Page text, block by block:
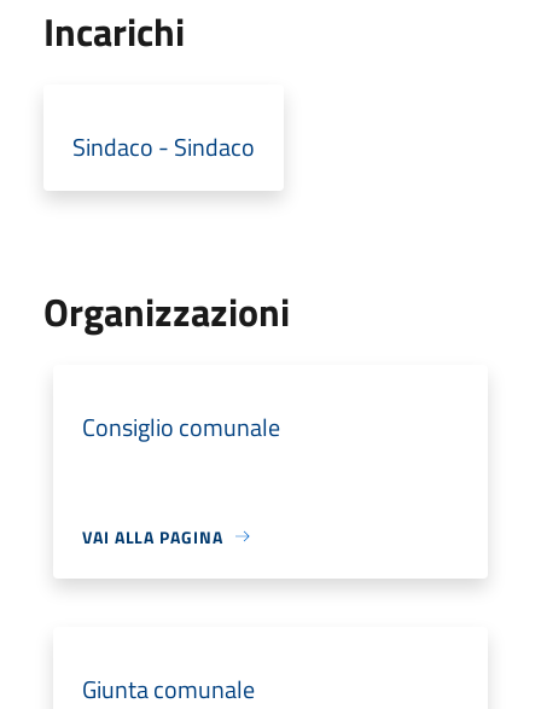
Incarichi
Sindaco - Sindaco
Organizzazioni
Consiglio comunale
VAI ALLA PAGINA
Giunta comunale